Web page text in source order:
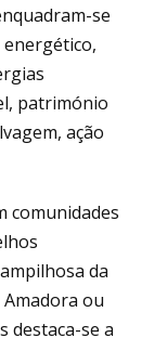
se
património
ação
comunidades
da
ou
destaca-se a